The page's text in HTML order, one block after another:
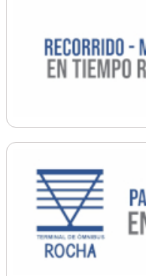
Ordenamiento
Promoción
Salud
Secretaría